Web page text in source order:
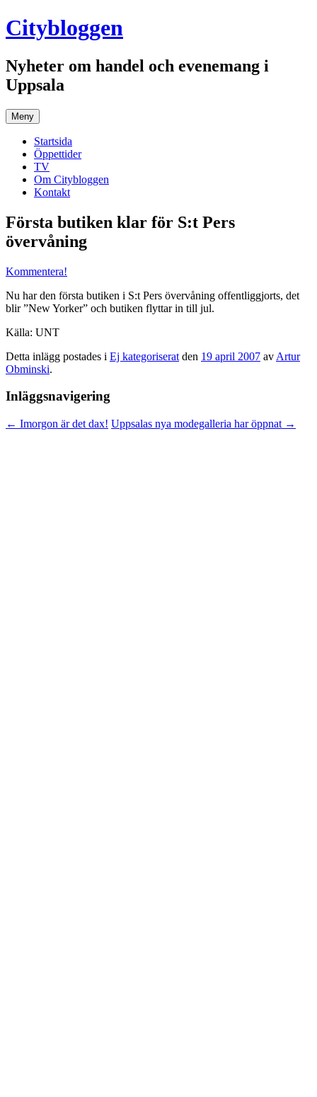
Hoppa
till
Citybloggen
Nyheter om handel och evenemang i
Uppsala
Meny
Startsida
Öppettider
TV
Om Citybloggen
Kontakt
Första butiken klar för S:t Pers
övervåning
Kommentera!
Nu har den första butiken i S:t Pers övervåning offentliggjorts, det
blir ”New Yorker” och butiken flyttar in till jul.
Källa: UNT
Detta inlägg postades i Ej kategoriserat den 19 april 2007 av Artur
Obminski.
Inläggsnavigering
← Imorgon är det dax! Uppsalas nya modegalleria har öppnat →